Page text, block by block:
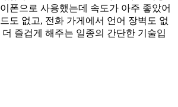
폰으로 사용했는데 속도가 아주 좋았어
도 없고, 전화 가게에서 언어 장벽도 없
즐겁게 해주는 일종의 간단한 기술입